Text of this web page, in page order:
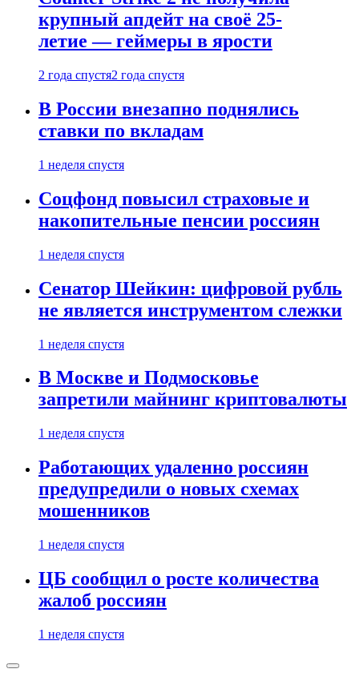
крупный апдейт на своё 25-
летие — геймеры в ярости
2 года спустя2 года спустя
В России внезапно поднялись
ставки по вкладам
1 неделя спустя
Соцфонд повысил страховые и
накопительные пенсии россиян
1 неделя спустя
Сенатор Шейкин: цифровой рубль
не является инструментом слежки
1 неделя спустя
В Москве и Подмосковье
запретили майнинг криптовалюты
1 неделя спустя
Работающих удаленно россиян
предупредили о новых схемах
мошенников
1 неделя спустя
ЦБ сообщил о росте количества
жалоб россиян
1 неделя спустя